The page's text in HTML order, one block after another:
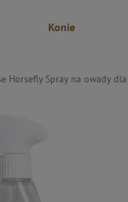
Konie
Horsefly Spray na owady